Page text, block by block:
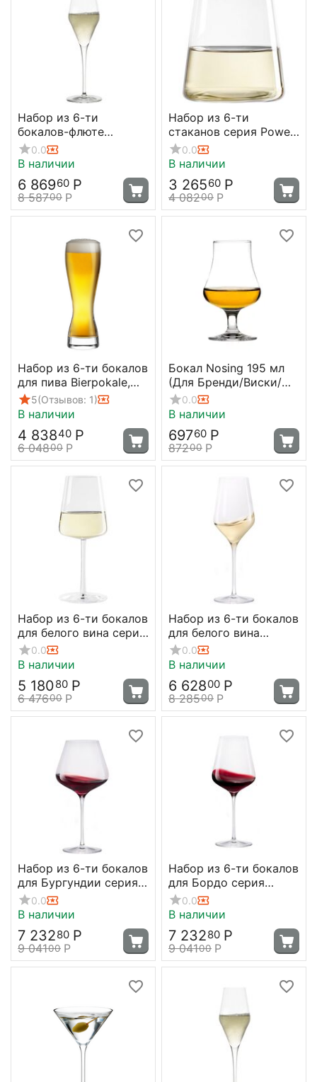
Набор из 6-ти
бокалов-флюте
Quatrophil, 292 мл, D82
мм, H260 мм, Stolzle
0.0
В наличии
6 86960 Р
8 58700 Р
Набор из 6-ти
стаканов серия Power,
380 мл, D86 мм, H101
мм, Stolzle
0.0
В наличии
3 26560 Р
4 08200 Р
Набор из 6-ти бокалов
для пива Bierpokale,
395 мл, Stolzle
5(Отзывов: 1)
В наличии
4 83840 Р
6 04800 Р
Бокал Nosing 195 мл
(Для Бренди/Виски/
Коньяка) D=73.5,
H=124 мм., серия
0.0
В наличии
69760 Р
87200 Р
Набор из 6-ти бокалов
для белого вина серия
Power, 402 мл, D85
мм, H210 мм, Stolzle
0.0
В наличии
5 18080 Р
6 47600 Р
Набор из 6-ти бокалов
для белого вина
Quatrophil, 404 мл, D83
мм, H245 мм, Stolzle
0.0
В наличии
6 62800 Р
8 28500 Р
Набор из 6-ти бокалов
для Бургундии серия
Quatrophil 708мл, D116
мм, H245 мм, Stolzle
0.0
В наличии
7 23280 Р
9 04100 Р
Набор из 6-ти бокалов
для Бордо серия
Quatrophil, 644 мл,
D102 мм, H255 мм,
0.0
В наличии
7 23280 Р
9 04100 Р